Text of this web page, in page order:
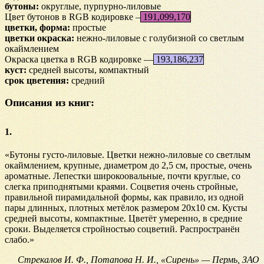
бутоны: округлые, пурпурно-лиловые
Цвет бутонов в RGB кодировке – 191,099,170
цветки, форма: простые
цветки окраска: нежно-лиловые с голубизной со светлым
окаймлением
Окраска цветка в RGB кодировке — 193,186,237
куст: средней высоты, компактный
срок цветения:средний
Описания из книг:
1.
«Бутоны густо-лиловые. Цветки нежно-лиловые со светлым
окаймлением, крупные, диаметром до 2,5 см, простые, очень
ароматные. Лепестки широкоовальные, почти круглые, со
слегка приподнятыми краями. Соцветия очень стройные,
правильной пирамидальной формы, как правило, из одной
пары длинных, плотных метёлок размером 20х10 см. Кусты
средней высоты, компактные. Цветёт умеренно, в средние
сроки. Выделяется стройностью соцветий. Распространён
слабо.»
Стрекалов И. Ф., Потапова Н. И., «Сирень» — Пермь, ЗАО